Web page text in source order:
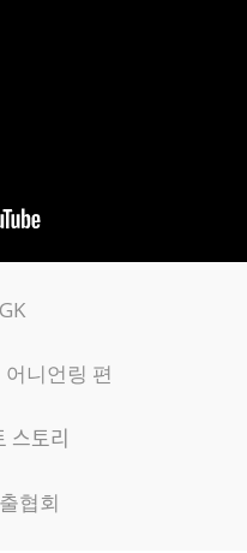
니언링 편
스토리
협회